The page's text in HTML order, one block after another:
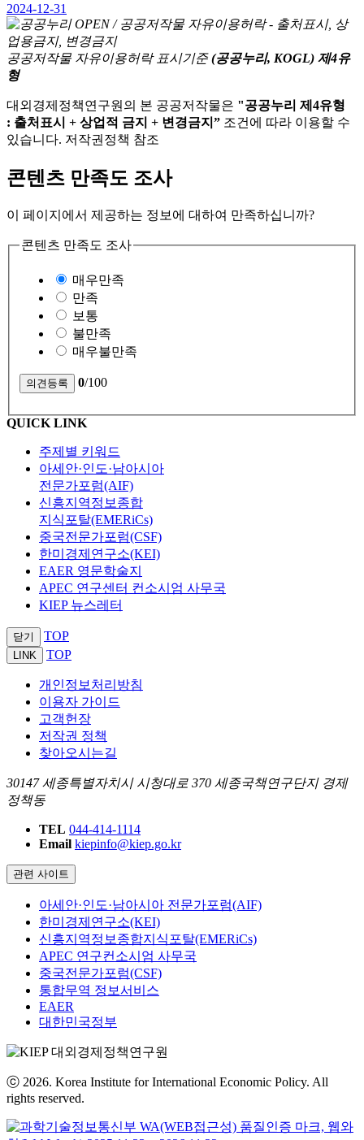
2024-12-31
공공저작물 자유이용허락 표시기준 (공공누리, KOGL) 제4유
형
대외경제정책연구원의 본 공공저작물은 "공공누리 제4유형
: 출처표시 + 상업적 금지 + 변경금지” 조건에 따라 이용할 수
있습니다. 저작권정책 참조
콘텐츠 만족도 조사
이 페이지에서 제공하는 정보에 대하여 만족하십니까?
콘텐츠 만족도 조사
매우만족
만족
보통
불만족
매우불만족
0/100
QUICK LINK
주제별 키워드
아세안·인도·남아시아
전문가포럼(AIF)
신흥지역정보종합
지식포탈(EMERiCs)
중국전문가포럼(CSF)
한미경제연구소(KEI)
EAER 영문학술지
APEC 연구센터 컨소시엄 사무국
KIEP 뉴스레터
닫기 TOP
LINK TOP
개인정보처리방침
이용자 가이드
고객헌장
저작권 정책
찾아오시는길
30147 세종특별자치시 시청대로 370 세종국책연구단지 경제
정책동
TEL 044-414-1114
Email kiepinfo@kiep.go.kr
관련 사이트
아세안·인도·남아시아 전문가포럼(AIF)
한미경제연구소(KEI)
신흥지역정보종합지식포탈(EMERiCs)
APEC 연구컨소시엄 사무국
중국전문가포럼(CSF)
통합무역 정보서비스
EAER
대한민국정부
ⓒ 2026. Korea Institute for International Economic Policy. All
rights reserved.